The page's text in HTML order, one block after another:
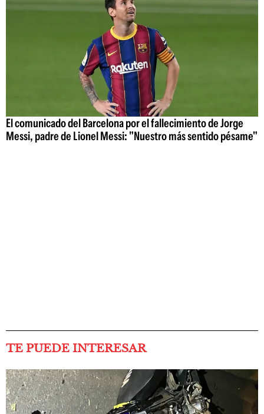
El comunicado del Barcelona por el fallecimiento de Jorge
Messi, padre de Lionel Messi: "Nuestro más sentido pésame"
TE PUEDE INTERESAR